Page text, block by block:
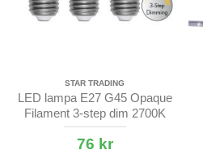
STAR TRADING
LED lampa E27 G45 Opaque
Filament 3-step dim 2700K
76 kr